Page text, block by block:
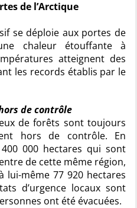
de l’Arctique
se déploie aux portes de
chaleur étouffante à
atteignent des
les records établis par le
de contrôle
de forêts sont toujours
hors de contrôle. En
000 hectares qui sont
de cette même région,
lui-même 77 920 hectares
d’urgence locaux sont
ont été évacuées.